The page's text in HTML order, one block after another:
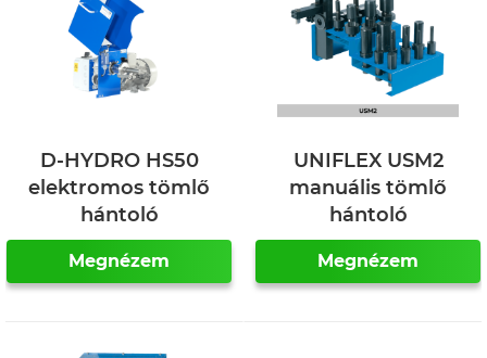
D-HYDRO HS50
elektromos tömlő
hántoló
Megnézem
UNIFLEX USM2
manuális tömlő
hántoló
Megnézem